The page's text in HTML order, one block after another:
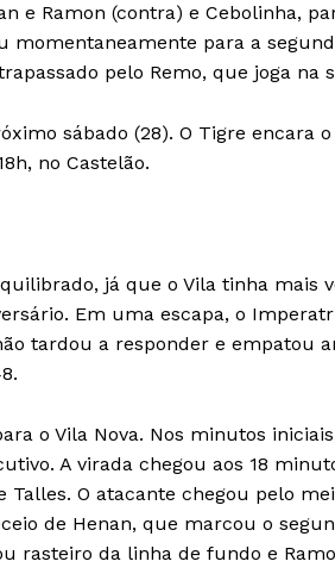
e Ramon (contra) e Cebolinha,
momentaneamente para a
pelo Remo, que joga na
sábado (28). O Tigre encara o
no Castelão.
já que o Vila tinha mais
Em uma escapa, o
tardou a responder e empatou
o Vila Nova. Nos minutos
A virada chegou aos 18
O atacante chegou pelo
de Henan, que marcou o
rasteiro da linha de fundo e